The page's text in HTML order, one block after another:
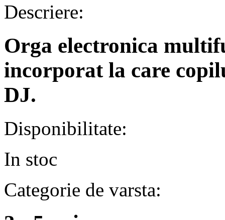
Descriere:
Orga electronica
incorporat la care
DJ.
Disponibilitate:
In stoc
Categorie de varsta: